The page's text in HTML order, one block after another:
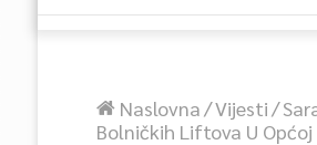
Naslovna/Vijesti/
Bolničkih Liftova U